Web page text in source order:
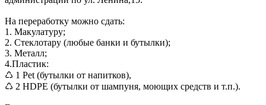
На переработку можно сдать:
1. Макулатуру;
2. Стеклотару (любые банки и бутылки);
3. Металл;
4.Пластик:
♺ 1 Pet (бутылки от напитков),
♺ 2 HDPE (бутылки от шампуня, моющих средств и т.п.).